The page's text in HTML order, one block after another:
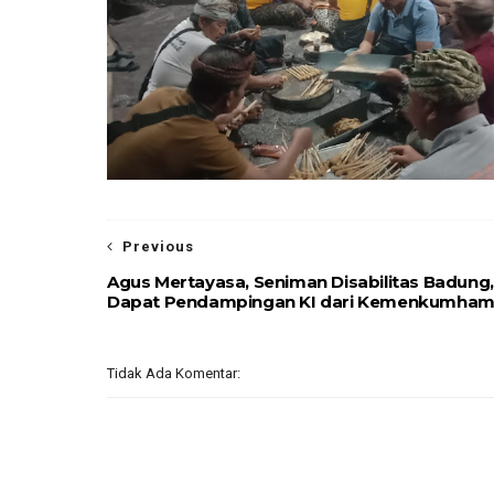
Previous
Agus Mertayasa, Seniman Disabilitas Badung,
Dapat Pendampingan KI dari Kemenkumham
Tidak Ada Komentar: